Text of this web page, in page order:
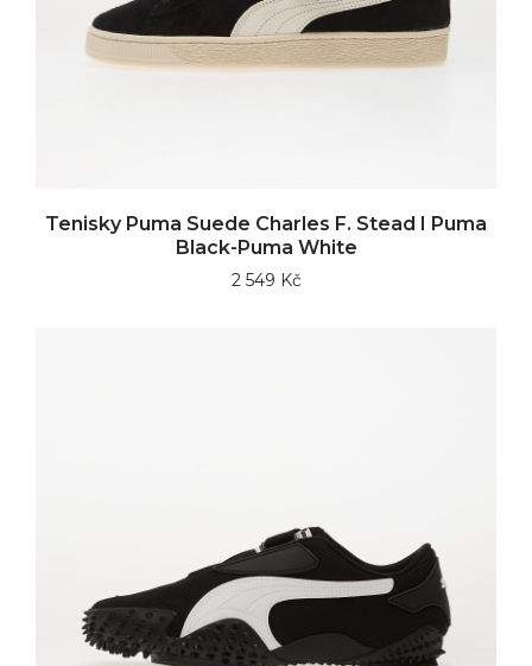
Tenisky Puma Suede Charles F. Stead I Puma
Black-Puma White
2 549 Kč